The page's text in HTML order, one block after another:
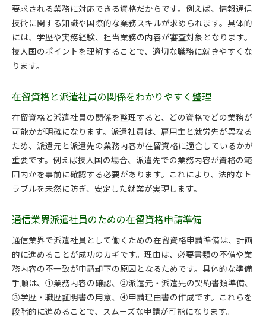
派遣社員が知っておくべき取得日数の目安
晴海勤務の技人国申請で失敗しないために
在留資格取得時に注意すべき書類や手順
行政書士サービスを活用した申請の効率化術
行政書士の申請サポートが派遣社員に便利な理由
在留資格申請を行政書士に依頼するメリット
技人国・派遣社員向け行政書士費用の目安
晴海トリトンスクエア周辺の行政書士選び方
行政書士ビザ申請代行サービスの活用法
申請効率化を実現する行政書士との連携術
派遣社員が直面する在留資格の疑問と解決策
技人国取得で迷いやすいポイントを解説
在留資格と就労ビザの違いを正しく理解
晴海勤務の在留資格申請時のFAQまとめ
行政書士による疑問解決サポートの活用法
派遣社員向け在留資格のよくある質問集
要求される業務に対応できる資格だからです。例えば、情報通信
技術に関する知識や国際的な業務スキルが求められます。具体的
には、学歴や実務経験、担当業務の内容が審査対象となります。
技人国のポイントを理解することで、適切な職務に就きやすくな
ります。
在留資格と派遣社員の関係をわかりやすく整理
在留資格と派遣社員の関係を整理すると、どの資格でどの業務が
可能かが明確になります。派遣社員は、雇用主と就労先が異なる
ため、派遣元と派遣先の業務内容が在留資格に適合しているかが
重要です。例えば技人国の場合、派遣先での業務内容が資格の範
囲内かを事前に確認する必要があります。これにより、法的なト
ラブルを未然に防ぎ、安定した就業が実現します。
通信業界派遣社員のための在留資格申請準備
通信業界で派遣社員として働くための在留資格申請準備は、計画
的に進めることが成功のカギです。理由は、必要書類の不備や業
務内容の不一致が申請却下の原因となるためです。具体的な準備
手順は、①業務内容の確認、②派遣元・派遣先の契約書類準備、
③学歴・職歴証明書の用意、④申請理由書の作成です。これらを
段階的に進めることで、スムーズな申請が可能になります。